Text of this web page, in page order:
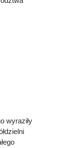
wyraziły